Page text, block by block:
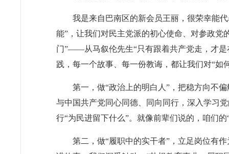
我是来自巴南区的新会员王丽，很荣幸能
能”，让我们对民主党派的初心使命、对参政
门”——从马叙伦先生“只有跟着共产党走，才是
践，每一个故事、每一份教诲，都让我们对“如
第一，做“政治上的明白人”，把稳方向不
与中国共产党同心同德、同向同行，深入学习
行“为民进留下什么”。就像前辈们说的，咱们
第二，做“履职中的实干者”，立足岗位有